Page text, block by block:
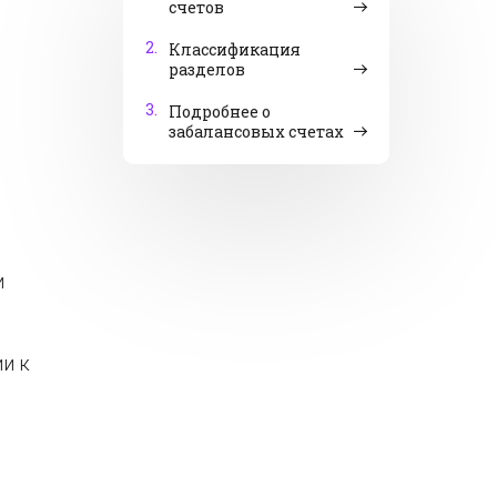
счетов
2.
Классификация
разделов
3.
Подробнее о
забалансовых счетах
к